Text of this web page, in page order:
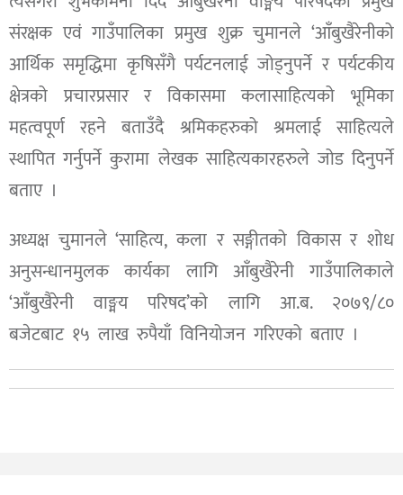
संरक्षक एवं गाउँपालिका प्रमुख शुक्र चुमानले ‘आँबुखैरेनीको
आर्थिक समृद्धिमा कृषिसँगै पर्यटनलाई जोड्नुपर्ने र पर्यटकीय
क्षेत्रको प्रचारप्रसार र विकासमा कलासाहित्यको भूमिका
महत्वपूर्ण रहने बताउँदै श्रमिकहरुको श्रमलाई साहित्यले
स्थापित गर्नुपर्ने कुरामा लेखक साहित्यकारहरुले जोड दिनुपर्ने
बताए ।
अध्यक्ष चुमानले ‘साहित्य, कला र सङ्गीतको विकास र शोध
अनुसन्धानमुलक कार्यका लागि आँबुखैरेनी गाउँपालिकाले
‘आँबुखैरेनी वाङ्मय परिषद’को लागि आ.ब. २०७९/८०
बजेटबाट १५ लाख रुपैयाँ विनियोजन गरिएको बताए ।